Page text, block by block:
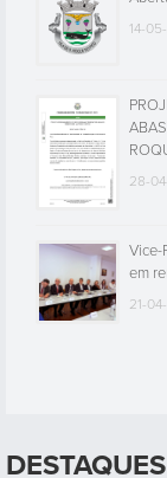
14-
28-
Vice-
em
21-
DESTAQUES